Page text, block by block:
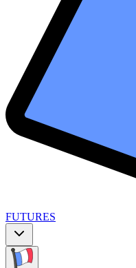
FUTURES